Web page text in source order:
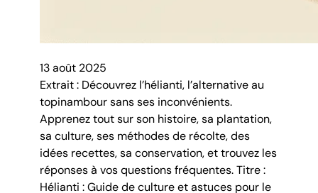
13 août 2025
Extrait : Découvrez l’hélianti, l’alternative au
topinambour sans ses inconvénients.
Apprenez tout sur son histoire, sa plantation,
sa culture, ses méthodes de récolte, des
idées recettes, sa conservation, et trouvez les
réponses à vos questions fréquentes. Titre :
Hélianti : Guide de culture et astuces pour le